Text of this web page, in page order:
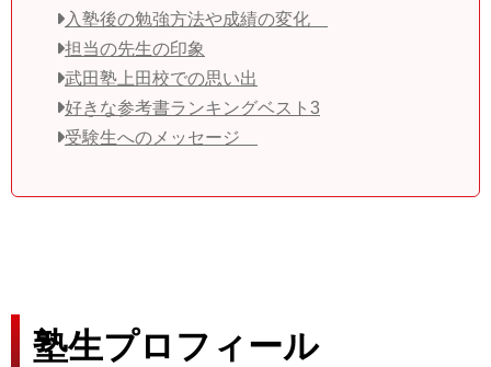
入塾後の勉強方法や成績の変化
担当の先生の印象
武田塾上田校での思い出
好きな参考書ランキングベスト3
受験生へのメッセージ
塾生プロフィール